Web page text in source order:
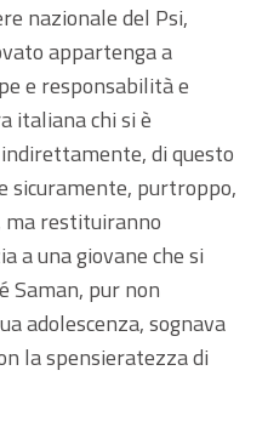
nazionale del Psi,
appartenga a
e responsabilità e
italiana chi si è
di questo
sicuramente, purtroppo,
restituiranno
a una giovane che si
Saman, pur non
adolescenza, sognava
la spensieratezza di